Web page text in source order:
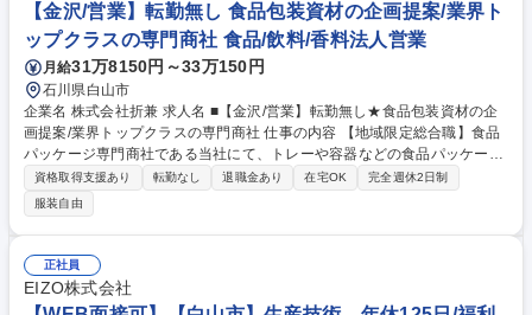
【金沢/営業】転勤無し 食品包装資材の企画提案/業界ト
ップクラスの専門商社 食品/飲料/香料法人営業
月給31万8150円～33万150円
石川県白山市
企業名 株式会社折兼 求人名 ■【金沢/営業】転勤無し★食品包装資材の企
画提案/業界トップクラスの専門商社 仕事の内容 【地域限定総合職】食品
パッケージ専門商社である当社にて、トレーや容器などの食品パッケージ
を通じ、食品業界を支える資材の企画・提案を担当します。アイデアを形
にし、顧客の課題解決に貢献できる仕事です。 【詳細】食品スーパーや食
品メーカーなどを中心とした既存顧客に対し、新商品開発や売上拡大、コ
スト削減などパッケージを通じて課題解決提案を行います(※既存9割、新
規1割)。担当ルート営業として顧客との関係構築・ニーズをヒアリング
し、社内の専門部署や社外仕入先などと連携協力して課題解決を行いま
す。【社風】役職・年次等に関係なく意見交換するフレンドリーな社風。
資格取得支援あり 転勤なし 退職金あり 在宅OK
完全週休2日制
服装自由
正社員
EIZO株式会社